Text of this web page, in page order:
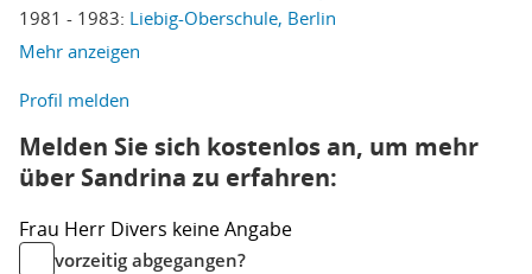
1981 - 1983: Liebig-Oberschule, Berlin
Mehr anzeigen
Profil melden
Melden Sie sich kostenlos an, um mehr
über Sandrina zu erfahren:
Frau Herr Divers keine Angabe
vorzeitig abgegangen?